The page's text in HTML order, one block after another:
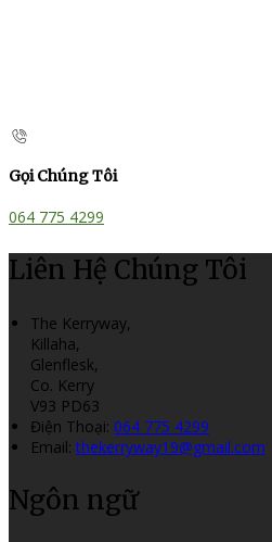
Gọi Chúng Tôi
064 775 4299
Liên Hệ Chúng Tôi
The Kerryway,
Killaha,
Glenflesk,
Co. Kerry
V93 PD63
Điện Thoại: 064 775 4299
Email:thekerryway19@gmail.com
Ngôn ngữ